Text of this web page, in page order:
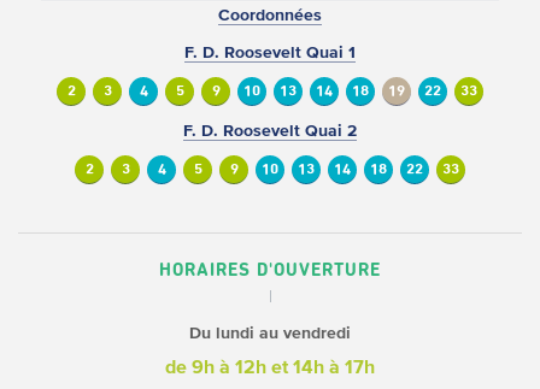
Coordonnées
F. D. Roosevelt Quai 1
2 3 4 5 9 10 13 14 18 19 22 33
F. D. Roosevelt Quai 2
2 3 4 5 9 10 13 14 18 22 33
HORAIRES D'OUVERTURE
Du lundi au vendredi
de 9h à 12h et 14h à 17h